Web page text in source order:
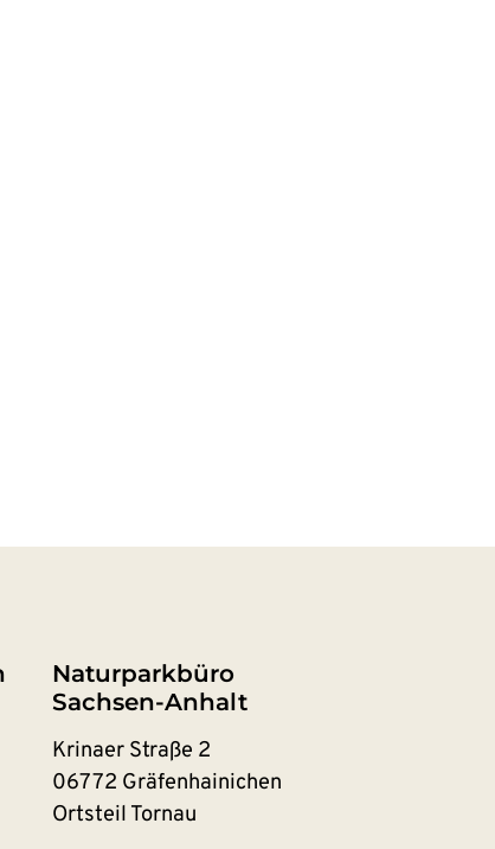
Naturparkbüro
Sachsen-Anhalt
Krinaer Straße 2
06772 Gräfenhainichen
Ortsteil Tornau